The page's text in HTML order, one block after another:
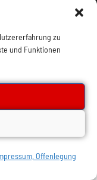
zu
und Funktionen
Offenlegung
Policy